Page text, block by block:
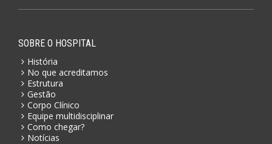
SOBRE O HOSPITAL
História
No que acreditamos
Estrutura
Gestão
Corpo Clínico
Equipe multidisciplinar
Como chegar?
Notícias